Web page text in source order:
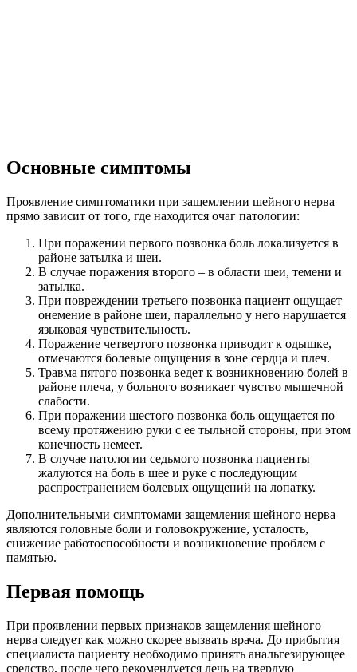
Основные симптомы
Проявление симптоматики при защемлении шейного нерва
прямо зависит от того, где находится очаг патологии:
При поражении первого позвонка боль локализуется в
районе затылка и шеи.
В случае поражения второго – в области шеи, темени и
затылка.
При повреждении третьего позвонка пациент ощущает
онемение в районе шеи, параллельно у него нарушается
языковая чувствительность.
Поражение четвертого позвонка приводит к одышке,
отмечаются болевые ощущения в зоне сердца и плеч.
Травма пятого позвонка ведет к возникновению болей в
районе плеча, у больного возникает чувство мышечной
слабости.
При поражении шестого позвонка боль ощущается по
всему протяжению руки с ее тыльной стороны, при этом
конечность немеет.
В случае патологии седьмого позвонка пациенты
жалуются на боль в шее и руке с последующим
распространением болевых ощущений на лопатку.
Дополнительными симптомами защемления шейного нерва
являются головные боли и головокружение, усталость,
снижение работоспособности и возникновение проблем с
памятью.
Первая помощь
При проявлении первых признаков защемления шейного
нерва следует как можно скорее вызвать врача. До прибытия
специалиста пациенту необходимо принять анальгезирующее
средство, после чего рекомендуется лечь на твердую